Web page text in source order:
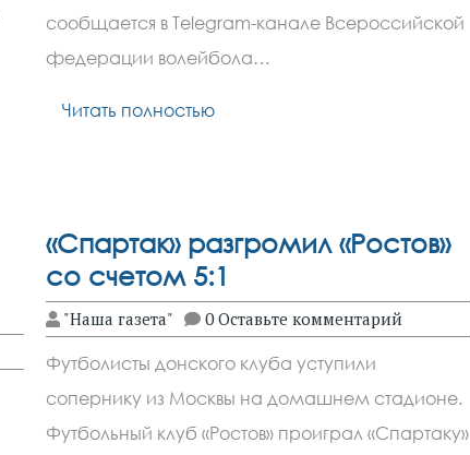
сообщается в Telegram-канале Всероссийской
федерации волейбола…
Читать полностью
«Спартак» разгромил «Ростов»
со счетом 5:1
"Наша газета" 0 Оставьте комментарий
Футболисты донского клуба уступили
сопернику из Москвы на домашнем стадионе.
Футбольный клуб «Ростов» проиграл «Спартаку»